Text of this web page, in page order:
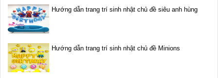
Hướng dẫn trang trí sinh nhật chủ đề siêu anh hùng
Hướng dẫn trang trí sinh nhật chủ đề Minions